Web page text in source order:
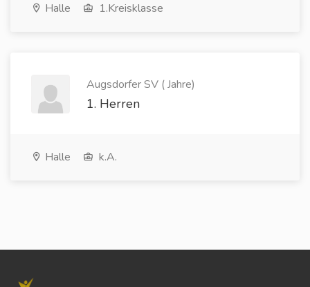
Halle 1.Kreisklasse
Augsdorfer SV ( Jahre)
1. Herren
Halle k.A.